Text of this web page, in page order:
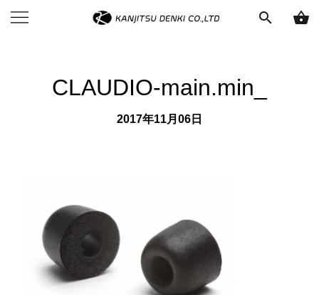
search shopping_basket
CLAUDIO-main.min_
2017年11月06日